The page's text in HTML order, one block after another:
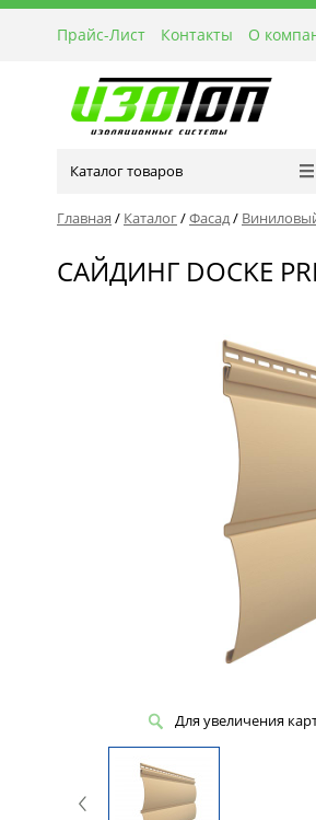
Прайс-Лист Контакты О
Каталог товаров
Главная / Каталог/Фасад/
САЙДИНГ DOCKE
Для увеличения